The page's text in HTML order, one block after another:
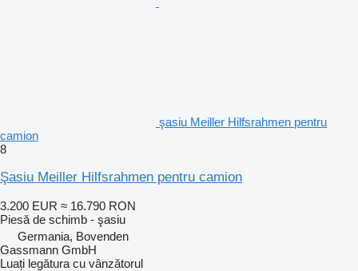
şasiu Meiller Hilfsrahmen pentru
camion
8
Şasiu Meiller Hilfsrahmen pentru camion
3.200 EUR ≈ 16.790 RON
Piesă de schimb - şasiu
Germania, Bovenden
Gassmann GmbH
Luați legătura cu vânzătorul